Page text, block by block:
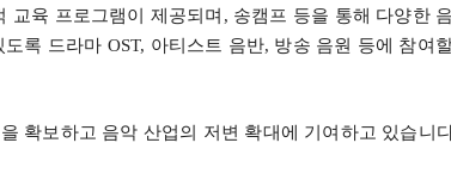
교육 프로그램이 제공되며 , 송캠프 등을 통해 다양한
도록 드라마 OST, 아티스트 음반, 방송 음원 등에 참여
확보하고 음악 산업의 저변 확대에 기여하고 있습니